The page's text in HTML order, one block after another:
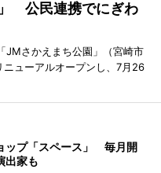
公民連携でにぎわ
JMさかえまち公園」（宮崎市
ューアルオープンし、7月26
ップ「スペース」 毎月開
出家も